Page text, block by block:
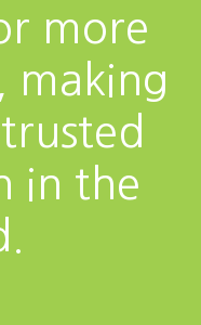
more
making
in the